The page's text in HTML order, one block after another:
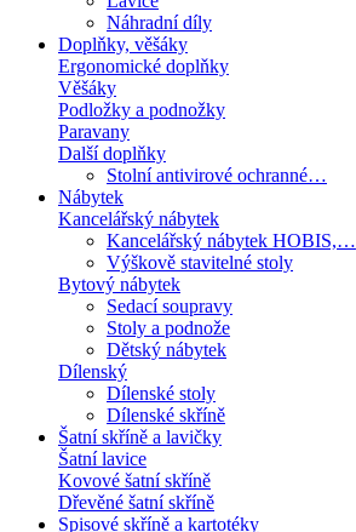
Náhradní díly
Doplňky, věšáky
Ergonomické doplňky
Věšáky
Podložky a podnožky
Paravany
Další doplňky
Stolní antivirové ochranné…
Nábytek
Kancelářský nábytek
Kancelářský nábytek HOBIS,…
Výškově stavitelné stoly
Bytový nábytek
Sedací soupravy
Stoly a podnože
Dětský nábytek
Dílenský
Dílenské stoly
Dílenské skříně
Šatní skříně a lavičky
Šatní lavice
Kovové šatní skříně
Dřevěné šatní skříně
Spisové skříně a kartotéky